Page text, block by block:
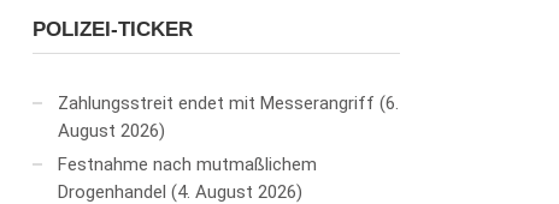
POLIZEI-TICKER
Zahlungsstreit endet mit Messerangriff 6.
August 2026
Festnahme nach mutmaßlichem
Drogenhandel
4. August 2026